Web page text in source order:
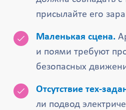
присылайте его
Маленькая сцена.
и поями требуют
безопасных
Отсутствие тех-
ли подвод